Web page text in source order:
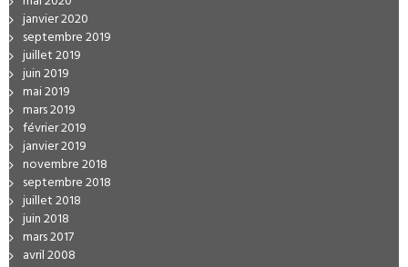
janvier 2020
septembre 2019
juillet 2019
juin 2019
mai 2019
mars 2019
février 2019
janvier 2019
novembre 2018
septembre 2018
juillet 2018
juin 2018
mars 2017
avril 2008